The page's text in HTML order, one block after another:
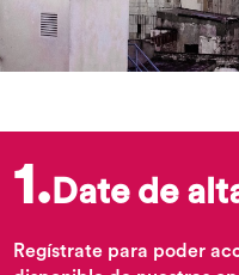
1. Date de
Regístrate para poder